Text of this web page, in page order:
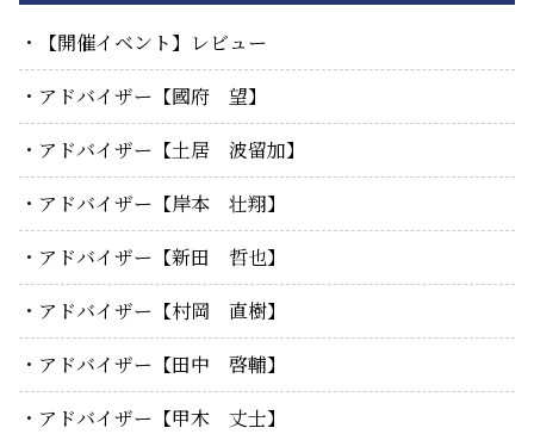
【開催イベント】レビュー
アドバイザー【國府 望】
アドバイザー【土居 波留加】
アドバイザー【岸本 壮翔】
アドバイザー【新田 哲也】
アドバイザー【村岡 直樹】
アドバイザー【田中 啓輔】
アドバイザー【甲木 丈士】